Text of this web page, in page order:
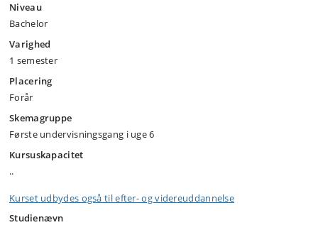
Niveau
Bachelor
Varighed
1 semester
Placering
Forår
Skemagruppe
Første undervisningsgang i uge 6
Kursuskapacitet
..
Kurset udbydes også til efter- og videreuddannelse
Studienævn